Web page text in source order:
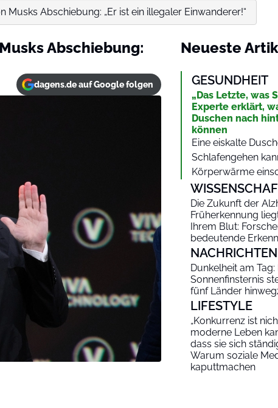
Abschiebung: „Er ist ein illegaler Einwanderer!“
Abschiebung:
dagens.de auf Google folgen
Neueste
GESUNDHEIT
„Das Letzte, was
Experte erklärt,
Duschen nach
können
Eine eiskalte
Schlafengehen
Körperwärme
Die Zukunft der
Früherkennung
Ihrem Blut:
bedeutende
NACHRICHTEN
Dunkelheit am
Sonnenfinsternis
fünf Länder
LIFESTYLE
„Konkurrenz ist
moderne Leben
dass sie sich
Warum soziale
kaputtmachen